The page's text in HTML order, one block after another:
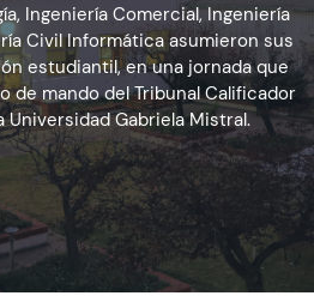
Ingeniería Comercial, Ingeniería
Civil Informática asumieron sus
estudiantil, en una jornada que
de mando del Tribunal Calificador
Universidad Gabriela Mistral.